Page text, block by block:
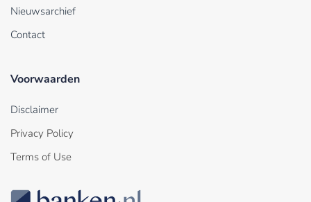
Nieuwsarchief
Contact
Voorwaarden
Disclaimer
Privacy Policy
Terms of Use